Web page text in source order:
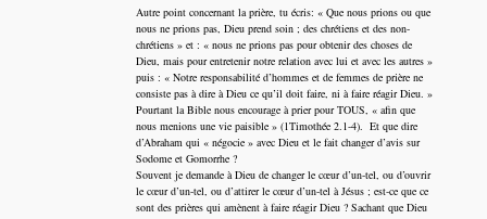
Autre point concernant la prière, tu écris: « Que nous prions ou que
nous ne prions pas, Dieu prend soin ; des chrétiens et des non-
chrétiens » et : « nous ne prions pas pour obtenir des choses de
Dieu, mais pour entretenir notre relation avec lui et avec les autres »
puis : « Notre responsabilité d’hommes et de femmes de prière ne
consiste pas à dire à Dieu ce qu’il doit faire, ni à faire réagir Dieu. »
Pourtant la Bible nous encourage à prier pour TOUS, « afin que
nous menions une vie paisible » (1Timothée 2.1-4). Et que dire
d’Abraham qui « négocie » avec Dieu et le fait changer d’avis sur
Sodome et Gomorrhe ?
Souvent je demande à Dieu de changer le cœur d’un-tel, ou d’ouvrir
le cœur d’un-tel, ou d’attirer le cœur d’un-tel à Jésus ; est-ce que ce
sont des prières qui amènent à faire réagir Dieu ? Sachant que Dieu